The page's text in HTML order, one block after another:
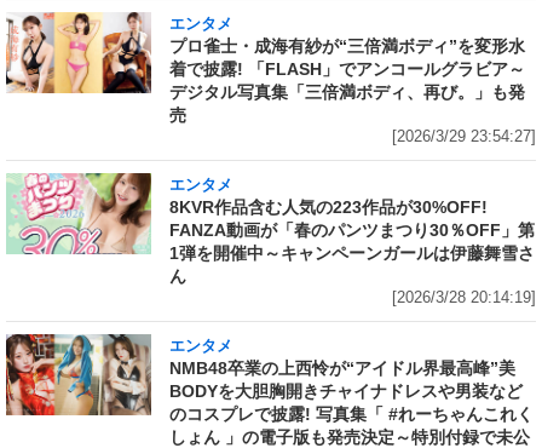
エンタメ
プロ雀士・成海有紗が“三倍満ボディ”を変形水
着で披露! 「FLASH」でアンコールグラビア～
デジタル写真集「三倍満ボディ、再び。」も発
売
[2026/3/29 23:54:27]
エンタメ
8KVR作品含む人気の223作品が30%OFF!
FANZA動画が「春のパンツまつり30％OFF」第
1弾を開催中～キャンペーンガールは伊藤舞雪さ
ん
[2026/3/28 20:14:19]
エンタメ
NMB48卒業の上西怜が“アイドル界最高峰”美
BODYを大胆胸開きチャイナドレスや男装など
のコスプレで披露! 写真集「 #れーちゃんこれく
しょん 」の電子版も発売決定～特別付録で未公